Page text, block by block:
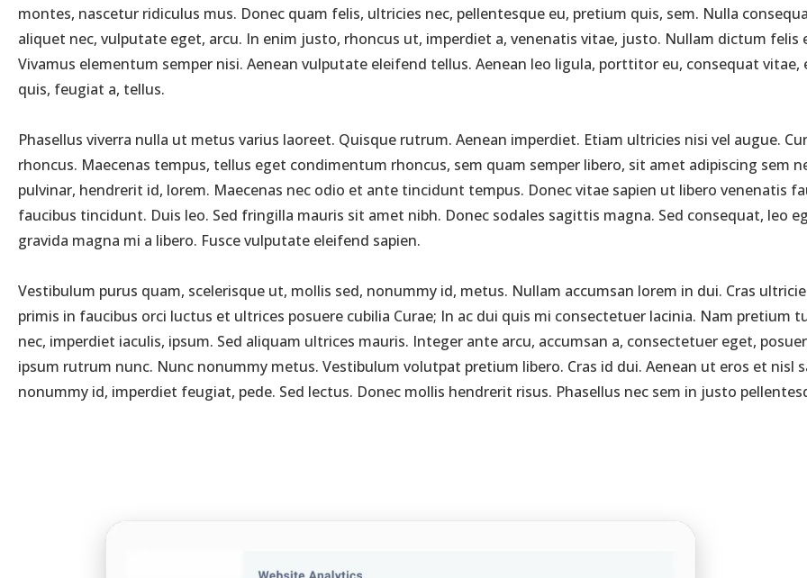
montes, nascetur ridiculus mus. Donec quam felis, ultricies nec, pellentesque eu, pretium quis, sem. Nulla
aliquet nec, vulputate eget, arcu. In enim justo, rhoncus ut, imperdiet a, venenatis vitae, justo. Nullam dictum
Vivamus elementum semper nisi. Aenean vulputate eleifend tellus. Aenean leo ligula, porttitor eu, consequat
quis, feugiat a, tellus.
Phasellus viverra nulla ut metus varius laoreet. Quisque rutrum. Aenean imperdiet. Etiam ultricies nisi vel augue.
rhoncus. Maecenas tempus, tellus eget condimentum rhoncus, sem quam semper libero, sit amet adipiscing sem
pulvinar, hendrerit id, lorem. Maecenas nec odio et ante tincidunt tempus. Donec vitae sapien ut libero venenatis
faucibus tincidunt. Duis leo. Sed fringilla mauris sit amet nibh. Donec sodales sagittis magna. Sed consequat, leo
gravida magna mi a libero. Fusce vulputate eleifend sapien.
Vestibulum purus quam, scelerisque ut, mollis sed, nonummy id, metus. Nullam accumsan lorem in dui. Cras
primis in faucibus orci luctus et ultrices posuere cubilia Curae; In ac dui quis mi consectetuer lacinia. Nam
nec, imperdiet iaculis, ipsum. Sed aliquam ultrices mauris. Integer ante arcu, accumsan a, consectetuer eget,
ipsum rutrum nunc. Nunc nonummy metus. Vestibulum volutpat pretium libero. Cras id dui. Aenean ut eros et
nonummy id, imperdiet feugiat, pede. Sed lectus. Donec mollis hendrerit risus. Phasellus nec sem in justo